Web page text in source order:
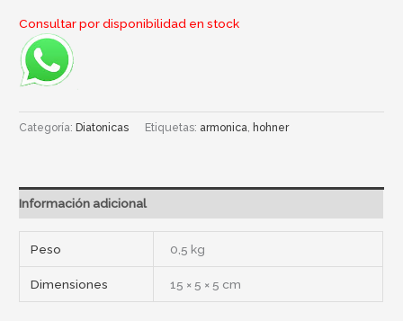
Consultar por disponibilidad en stock
Categoría:Diatonicas Etiquetas: armonica hohner
Información adicional
Peso 0,5 kg
Dimensiones 15 × 5 × 5 cm